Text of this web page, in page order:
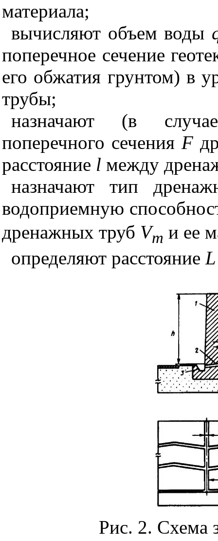
материала;
вычисляют объем воды
поперечное сечение
его обжатия грунтом) в
трубы;
назначают (в
поперечного сечения F
расстояние l между
назначают тип
водоприемную
дренажных труб Vm и ее
определяют расстояние L
Рис. 2. Схема